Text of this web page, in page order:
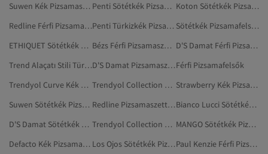
Suwen Kék Pizsamaszettek
Penti Sötétkék Pizsamaszettek
Koton Sötétkék Pizsamaszettek
Redline Férfi Pizsamaszettek
Penti Türkizkék Pizsamaszettek
Sötétkék Pizsamafelsők
ETHIQUET Sötétkék Pizsama És Alsónemű
Bézs Férfi Pizsamaszettek
D'S Damat Férfi Pizsamaszettek
Trend Alaçatı Stili Türkizkék Pizsamaszettek
D'S Damat PizsamaszettekFérfi Pizsamafelsők
Trendyol Curve Kék Pizsamaszettek
Trendyol Collection Kék Pizsama És Alsónemű
Strawberry Kék Pizsamaszettek
Suwen Sötétkék Pizsama És Alsónemű
Redline Pizsamaszettek
Bianco Lucci Sötétkék Pizsama És Alsónemű
D'S Damat Sötétkék Pizsama És Alsónemű
Trendyol Collection Férfi Pizsamaszettek
MANGO Sötétkék Pizsamaszettek
Defacto Kék Pizsamaszettek
Los Ojos Sötétkék Pizsama És Alsónemű
Paul Kenzie Férfi Pizsama És Alsónemű